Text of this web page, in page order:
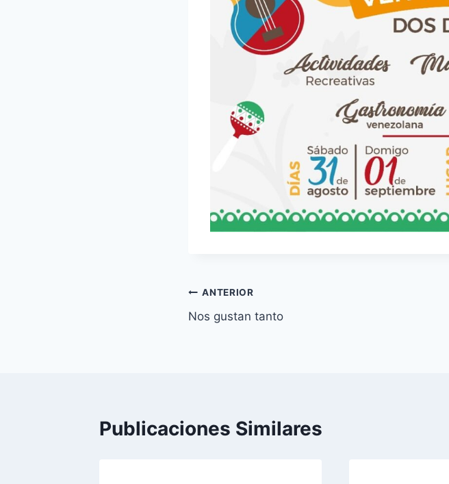
Navegación
de
ANTERIOR
Nos gustan tanto
Publicaciones Similares